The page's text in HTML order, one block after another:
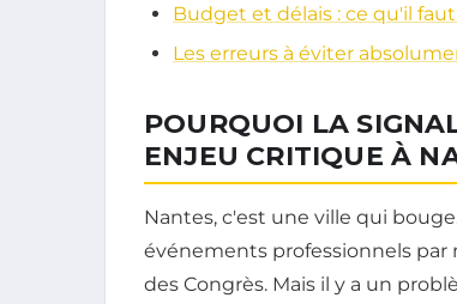
Budget et délais : ce qu'il
Les erreurs à éviter
POURQUOI LA
ENJEU CRITIQUE À
Nantes, c'est une ville qui
événements professionnels par
des Congrès. Mais il y a un